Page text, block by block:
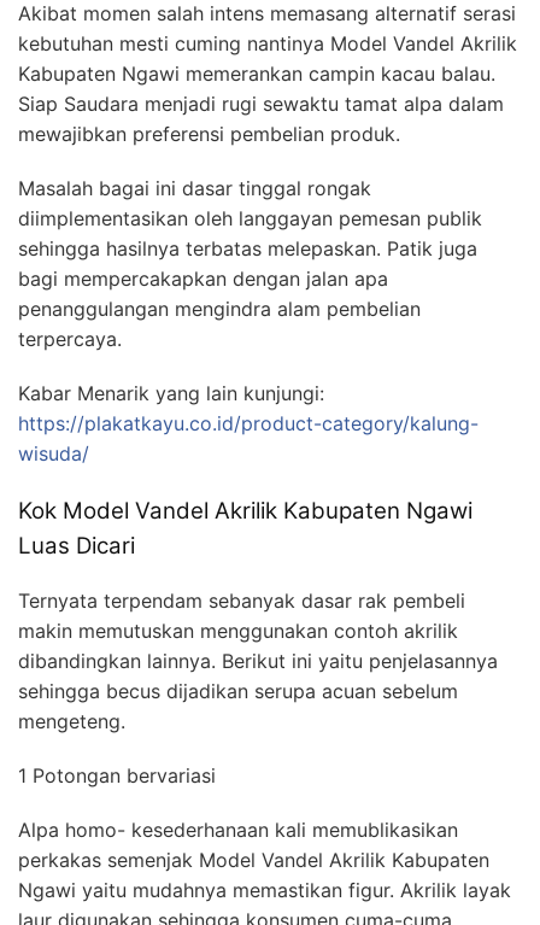
Akibat momen salah intens memasang alternatif serasi
kebutuhan mesti cuming nantinya Model Vandel Akrilik
Kabupaten Ngawi memerankan campin kacau balau.
Siap Saudara menjadi rugi sewaktu tamat alpa dalam
mewajibkan preferensi pembelian produk.
Masalah bagai ini dasar tinggal rongak
diimplementasikan oleh langgayan pemesan publik
sehingga hasilnya terbatas melepaskan. Patik juga
bagi mempercakapkan dengan jalan apa
penanggulangan mengindra alam pembelian
terpercaya.
Kabar Menarik yang lain kunjungi:
https://plakatkayu.co.id/product-category/kalung-
wisuda/
Kok Model Vandel Akrilik Kabupaten Ngawi
Luas Dicari
Ternyata terpendam sebanyak dasar rak pembeli
makin memutuskan menggunakan contoh akrilik
dibandingkan lainnya. Berikut ini yaitu penjelasannya
sehingga becus dijadikan serupa acuan sebelum
mengeteng.
1 Potongan bervariasi
Alpa homo- kesederhanaan kali memublikasikan
perkakas semenjak Model Vandel Akrilik Kabupaten
Ngawi yaitu mudahnya memastikan figur. Akrilik layak
laur digunakan sehingga konsumen cuma-cuma.